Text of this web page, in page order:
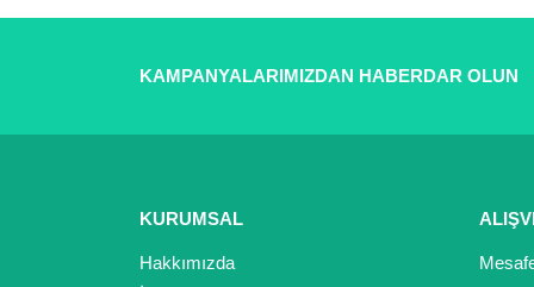
KAMPANYALARIMIZDAN HABERDAR OLUN
KURUMSAL
Hakkımızda